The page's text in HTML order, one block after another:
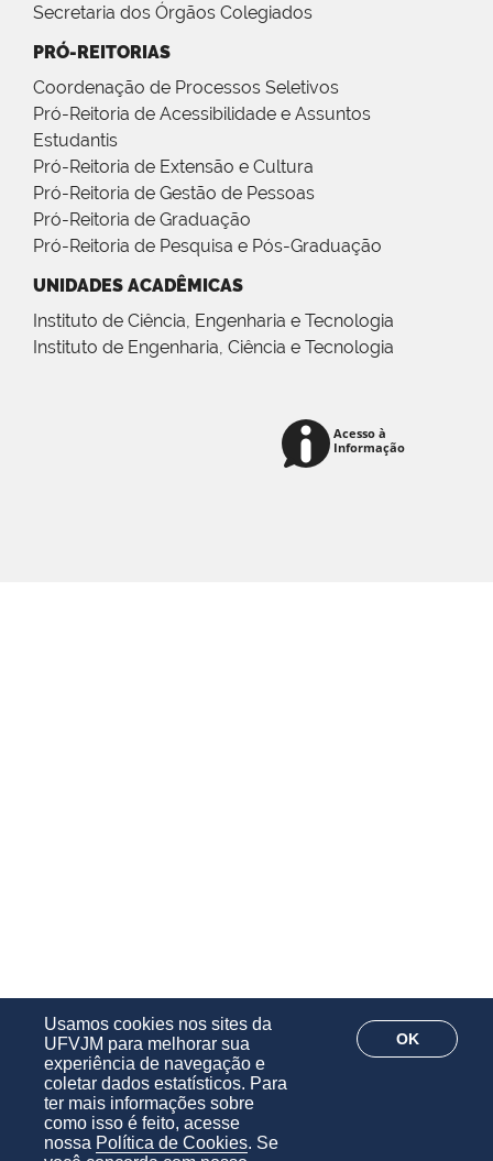
Usamos cookies nos sites da
UFVJM para melhorar sua
experiência de navegação e
coletar dados estatísticos. Para
ter mais informações sobre
como isso é feito, acesse
nossa Política de Cookies. Se
OK
Secretaria dos Órgãos Colegiados
PRÓ-REITORIAS
Coordenação de Processos Seletivos
Pró-Reitoria de Acessibilidade e Assuntos
Estudantis
Pró-Reitoria de Extensão e Cultura
Pró-Reitoria de Gestão de Pessoas
Pró-Reitoria de Graduação
Pró-Reitoria de Pesquisa e Pós-Graduação
UNIDADES ACADÊMICAS
Instituto de Ciência, Engenharia e Tecnologia
Instituto de Engenharia, Ciência e Tecnologia